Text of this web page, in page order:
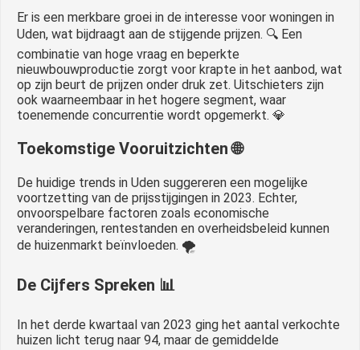
Er is een merkbare groei in de interesse voor woningen in
Uden, wat bijdraagt aan de stijgende prijzen. 🔍 Een
combinatie van hoge vraag en beperkte
nieuwbouwproductie zorgt voor krapte in het aanbod, wat
op zijn beurt de prijzen onder druk zet. Uitschieters zijn
ook waarneembaar in het hogere segment, waar
toenemende concurrentie wordt opgemerkt. 💎
Toekomstige Vooruitzichten 🌐
De huidige trends in Uden suggereren een mogelijke
voortzetting van de prijsstijgingen in 2023. Echter,
onvoorspelbare factoren zoals economische
veranderingen, rentestanden en overheidsbeleid kunnen
de huizenmarkt beïnvloeden. 🌪️
De Cijfers Spreken 📊
In het derde kwartaal van 2023 ging het aantal verkochte
huizen licht terug naar 94, maar de gemiddelde